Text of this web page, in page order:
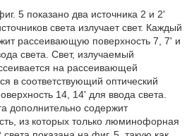
5 показано два источника 2 и 2'
света излучает свет. Каждый
рассеивающую поверхность 7, 7' и
света. Свет, излучаемый
на рассеивающей
в соответствующий оптический
14, 14' для ввода света.
дополнительно содержит
из которых только люминофорная